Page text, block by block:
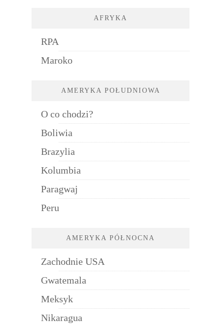
AFRYKA
RPA
Maroko
AMERYKA POŁUDNIOWA
O co chodzi?
Boliwia
Brazylia
Kolumbia
Paragwaj
Peru
AMERYKA PÓŁNOCNA
Zachodnie USA
Gwatemala
Meksyk
Nikaragua